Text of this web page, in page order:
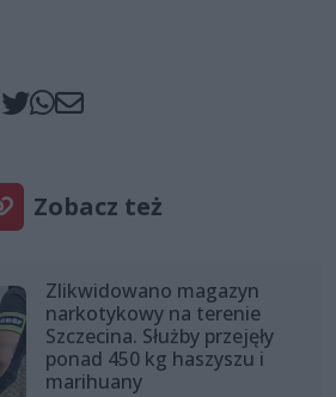
Zobacz też
Zlikwidowano magazyn
narkotykowy na terenie
Szczecina. Służby przejęły
ponad 450 kg haszyszu i
marihuany